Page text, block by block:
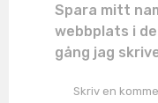
Spara mitt
webbplats i
gång jag